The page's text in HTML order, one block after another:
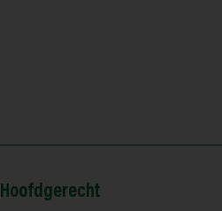
Hoofdgerecht